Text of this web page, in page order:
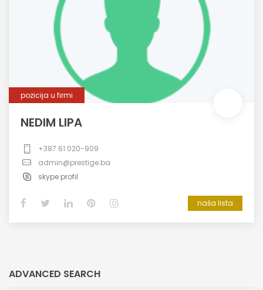
pozicija u firmi
NEDIM LIPA
+387 61 020-909
admin@prestige.ba
skype profil
naša lista
ADVANCED SEARCH